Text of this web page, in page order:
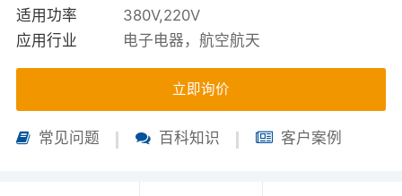
适用功率
380V,220V
应用行业
电子电器，航空航天
立即询价
常见问题 百科知识 客户案例